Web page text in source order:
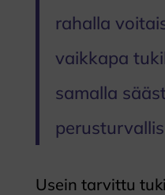
rahalla
vaikkapa
samalla
Usein tarvittu